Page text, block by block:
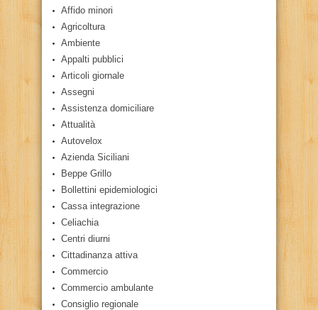
Affido minori
Agricoltura
Ambiente
Appalti pubblici
Articoli giornale
Assegni
Assistenza domiciliare
Attualità
Autovelox
Azienda Siciliani
Beppe Grillo
Bollettini epidemiologici
Cassa integrazione
Celiachia
Centri diurni
Cittadinanza attiva
Commercio
Commercio ambulante
Consiglio regionale